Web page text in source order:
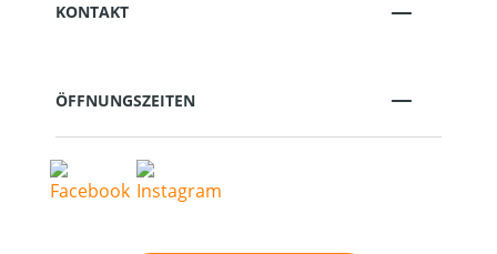
KONTAKT
ÖFFNUNGSZEITEN